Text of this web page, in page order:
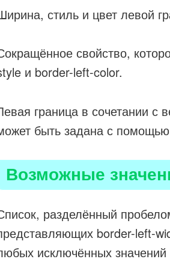
стиль и цвет левой
свойство,
и border-left-color.
граница в сочетании с
быть задана с
Возможные
разделённый
border-left-
исключённых